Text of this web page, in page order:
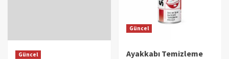
Güncel
Güncel
Ayakkabı Temizleme